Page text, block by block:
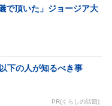
で頂いた」ジョージア大
下の人が知るべき事
PR(くらしの話題)